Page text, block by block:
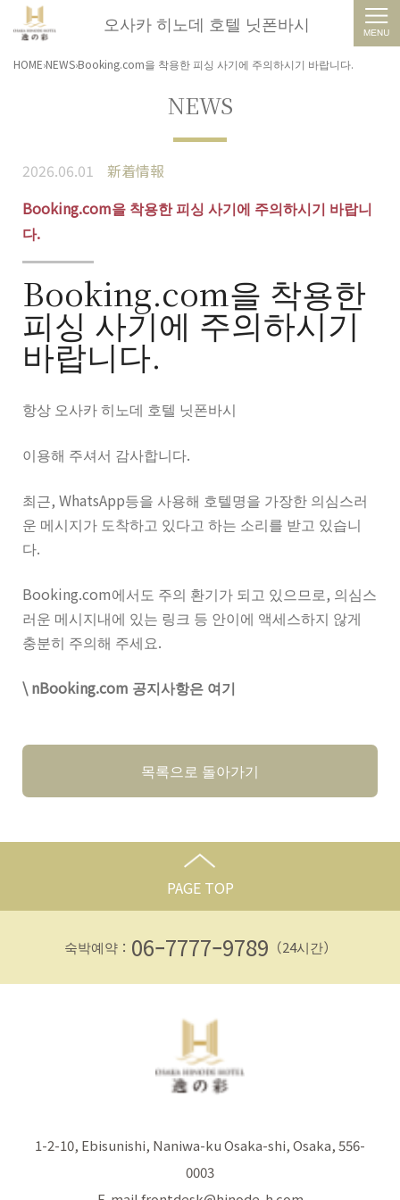
오사카 히노데 호텔 닛폰바시
HOME NEWS Booking.com을 착용한 피싱 사기에 주의하시기 바랍니다.
NEWS
2026.06.01
新着情報
Booking.com을 착용한 피싱 사기에 주의하시기 바랍니
다.
Booking.com을 착용한
피싱 사기에 주의하시기
바랍니다.
항상 오사카 히노데 호텔 닛폰바시
이용해 주셔서 감사합니다.
최근, WhatsApp등을 사용해 호텔명을 가장한 의심스러
운 메시지가 도착하고 있다고 하는 소리를 받고 있습니
다.
Booking.com에서도 주의 환기가 되고 있으므로, 의심스
러운 메시지내에 있는 링크 등 안이에 액세스하지 않게
충분히 주의해 주세요.
\ nBooking.com 공지사항은 여기
목록으로 돌아가기
PAGE TOP
숙박예약： 06ｰ7777ｰ9789 （24시간）
1-2-10, Ebisunishi, Naniwa-ku Osaka-shi, Osaka, 556-
0003